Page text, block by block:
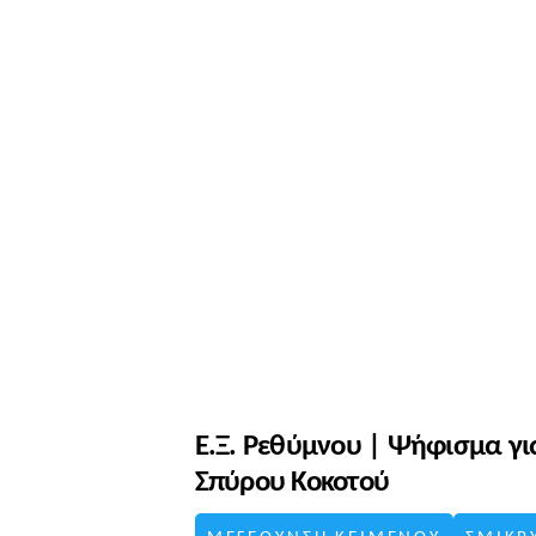
Ε.Ξ. Ρεθύμνου | Ψήφισμα
Σπύρου Κοκοτού